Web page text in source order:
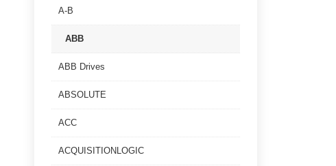
A-B
ABB
ABB Drives
ABSOLUTE
ACC
ACQUISITIONLOGIC